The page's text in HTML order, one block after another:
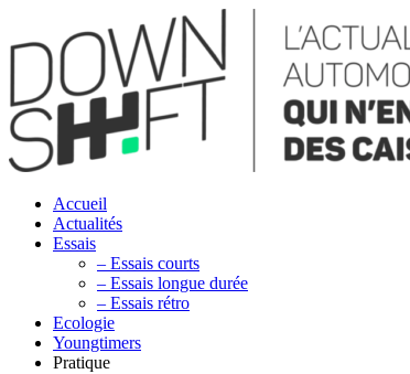
Accueil
Actualités
Essais
– Essais courts
– Essais longue durée
– Essais rétro
Ecologie
Youngtimers
Pratique